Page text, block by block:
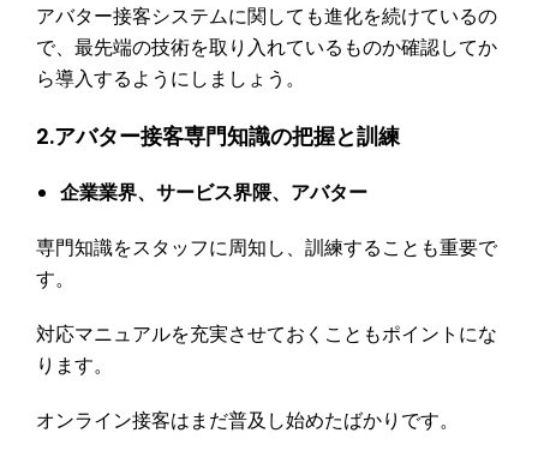
アバター接客システムに関しても進化を続けているの
で、最先端の技術を取り入れているものか確認してか
ら導入するようにしましょう。
2.アバター接客専門知識の把握と訓練
企業業界、サービス界隈、アバター
専門知識をスタッフに周知し、訓練することも重要で
す。
対応マニュアルを充実させておくこともポイントにな
ります。
オンライン接客はまだ普及し始めたばかりです。